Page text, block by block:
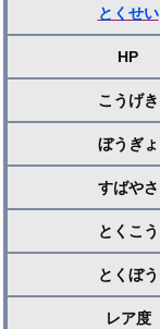
とくせい
HP
こうげき
ぼうぎょ
すばやさ
とくこう
とくぼう
レア度